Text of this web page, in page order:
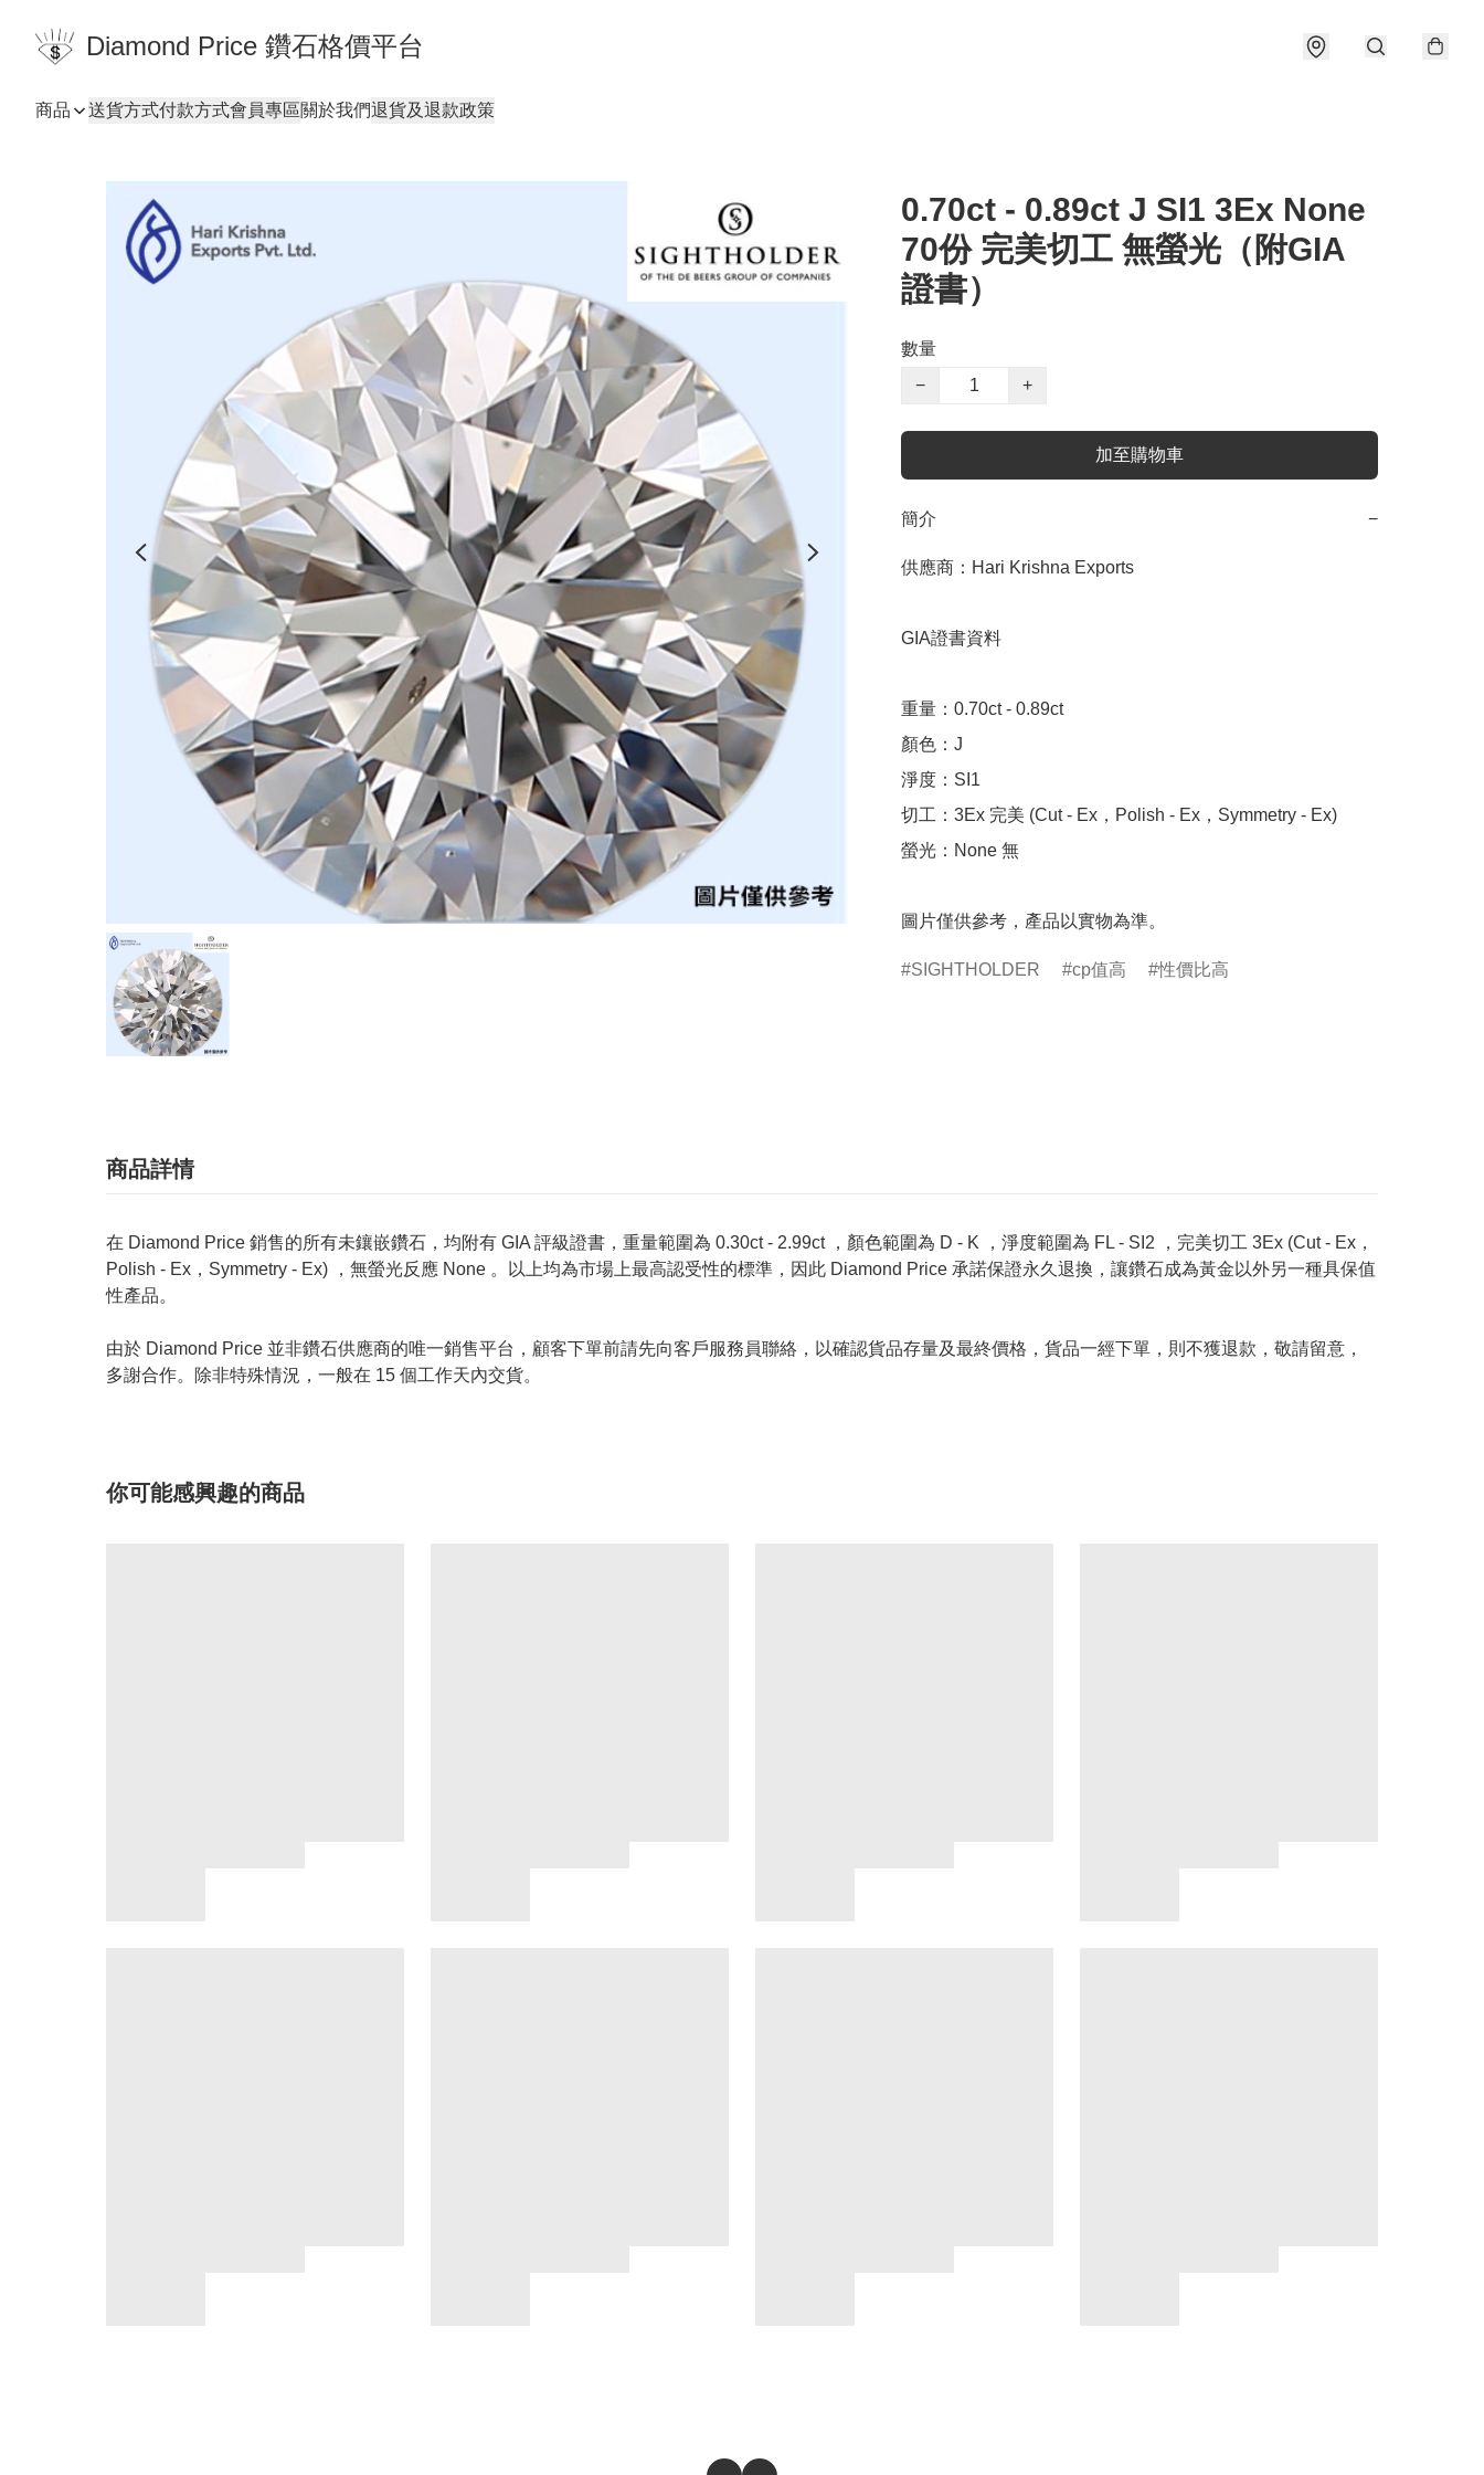
Diamond Price 鑽石格價平台
商品 送貨方式付款方式會員專區關於我們退貨及退款政策
0.70ct - 0.89ct J SI1 3Ex None
70份 完美切工 無螢光（附GIA
證書）
數量
−
+
加至購物車
簡介 −
供應商：Hari Krishna Exports
GIA證書資料
重量：0.70ct - 0.89ct
顏色：J
淨度：SI1
切工：3Ex 完美 (Cut - Ex，Polish - Ex，Symmetry - Ex)
螢光：None 無
圖片僅供參考，產品以實物為準。
SIGHTHOLDER cp值高 性價比高
商品詳情
在 Diamond Price 銷售的所有未鑲嵌鑽石，均附有 GIA 評級證書，重量範圍為 0.30ct - 2.99ct ，顏色範圍為 D - K ，淨度範圍為 FL - SI2 ，完美切工 3Ex (Cut - Ex，
Polish - Ex，Symmetry - Ex) ，無螢光反應 None 。以上均為市場上最高認受性的標準，因此 Diamond Price 承諾保證永久退換，讓鑽石成為黃金以外另一種具保值
性產品。
由於 Diamond Price 並非鑽石供應商的唯一銷售平台，顧客下單前請先向客戶服務員聯絡，以確認貨品存量及最終價格，貨品一經下單，則不獲退款，敬請留意，
多謝合作。除非特殊情況，一般在 15 個工作天內交貨。
你可能感興趣的商品